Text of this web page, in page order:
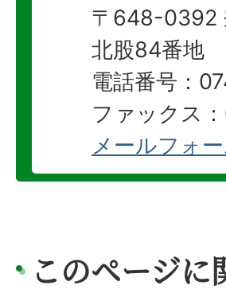
〒648-0392
北股84番地
電話番号：
ファックス
メールフォ
このページ